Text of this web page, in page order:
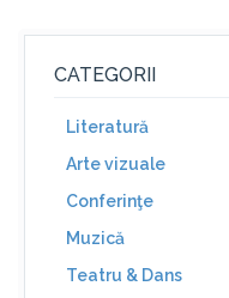
CATEGORII
Literatură
Arte vizuale
Conferinţe
Muzică
Teatru & Dans